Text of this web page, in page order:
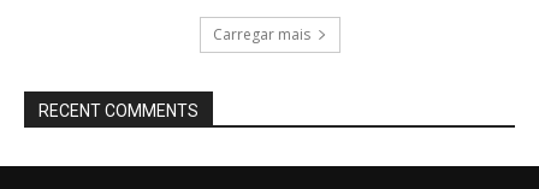
Carregar mais
RECENT COMMENTS